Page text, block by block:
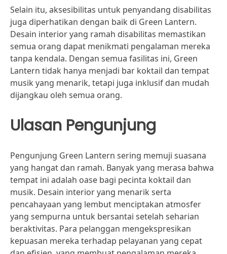
Selain itu, aksesibilitas untuk penyandang disabilitas
juga diperhatikan dengan baik di Green Lantern.
Desain interior yang ramah disabilitas memastikan
semua orang dapat menikmati pengalaman mereka
tanpa kendala. Dengan semua fasilitas ini, Green
Lantern tidak hanya menjadi bar koktail dan tempat
musik yang menarik, tetapi juga inklusif dan mudah
dijangkau oleh semua orang.
Ulasan Pengunjung
Pengunjung Green Lantern sering memuji suasana
yang hangat dan ramah. Banyak yang merasa bahwa
tempat ini adalah oase bagi pecinta koktail dan
musik. Desain interior yang menarik serta
pencahayaan yang lembut menciptakan atmosfer
yang sempurna untuk bersantai setelah seharian
beraktivitas. Para pelanggan mengekspresikan
kepuasan mereka terhadap pelayanan yang cepat